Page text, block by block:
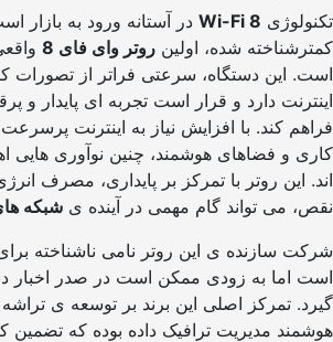
Wi-Fi 8در آستانه ورود به بازار است
شده، اولینروتر وای فای 8
واقعی را
دستگاه، سرعتی فراتر از تصورات
دارد و قرار است تجربه ای پایدار و پرقدرت
کند. با افزایش نیاز به اینترنت پرسرعت در
و فضاهای هوشمند، چنین نوآوری هایی اهمیت
روتر با تمرکز بر پایداری، مصرف انرژی
می تواند گام مهمی در آینده یشبکه های
سازنده ی این روتر نامی ناشناخته برای
به زودی ممکن است در صدر اخبار دنیای
تمرکز اصلی این برند بر توسعه ی تراشه ها و
مدیریت ترافیک داده بوده که تضمین